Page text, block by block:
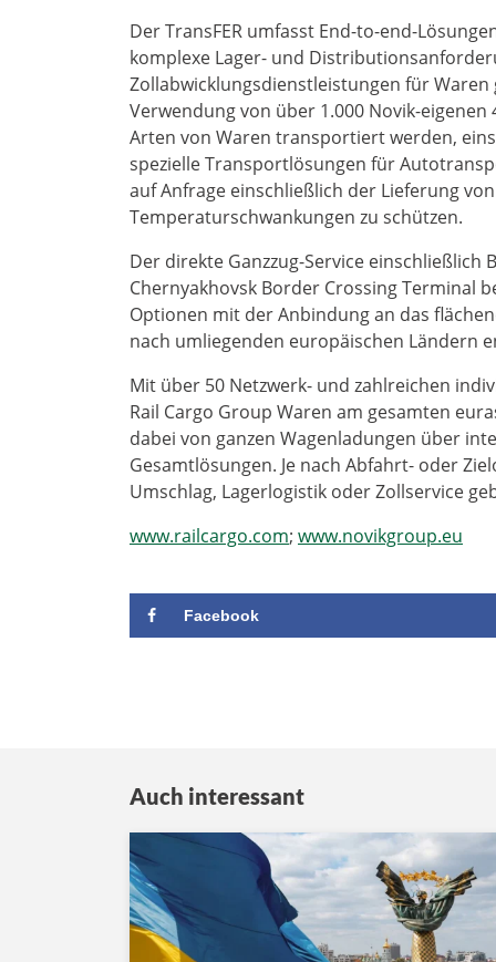
Der TransFER umfasst End-to-end-
komplexe Lager- und
Zollabwicklungsdienstleistungen für
Verwendung von über 1.000 Novik-
Arten von Waren transportiert werden,
spezielle Transportlösungen für
auf Anfrage einschließlich der Lieferung
Temperaturschwankungen zu schützen.
Der direkte Ganzzug-Service
Chernyakhovsk Border Crossing Terminal
Optionen mit der Anbindung an das
nach umliegenden europäischen Ländern
Mit über 50 Netzwerk- und zahlreichen
Rail Cargo Group Waren am gesamten
dabei von ganzen Wagenladungen über
Gesamtlösungen. Je nach Abfahrt- oder
Umschlag, Lagerlogistik oder Zollservice
www.railcargo.com; www.novikgroup.eu
Facebook
Auch interessant